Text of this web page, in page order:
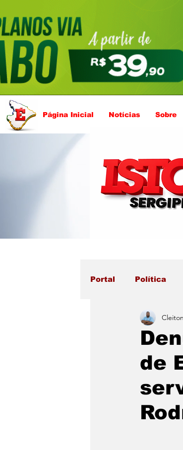
Página Inicial Notícias Sobre
Portal Política
de